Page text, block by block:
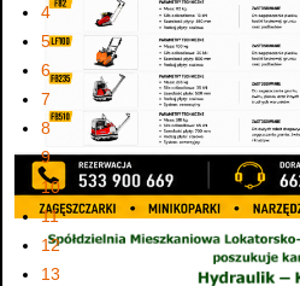
4
5
6
7
8
9
10
11
12
13